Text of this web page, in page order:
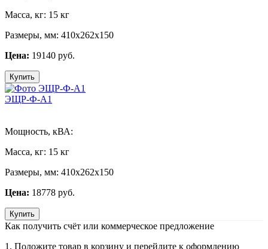
Масса, кг: 15 кг
Размеры, мм: 410х262х150
Цена: 19140 руб.
Купить
ЭЩР-Ф-А1
Мощность, кВА:
Масса, кг: 15 кг
Размеры, мм: 410х262х150
Цена: 18778 руб.
Купить
Как получить счёт или коммерческое предложение
1. Положите товар в корзину и перейдите к оформлению